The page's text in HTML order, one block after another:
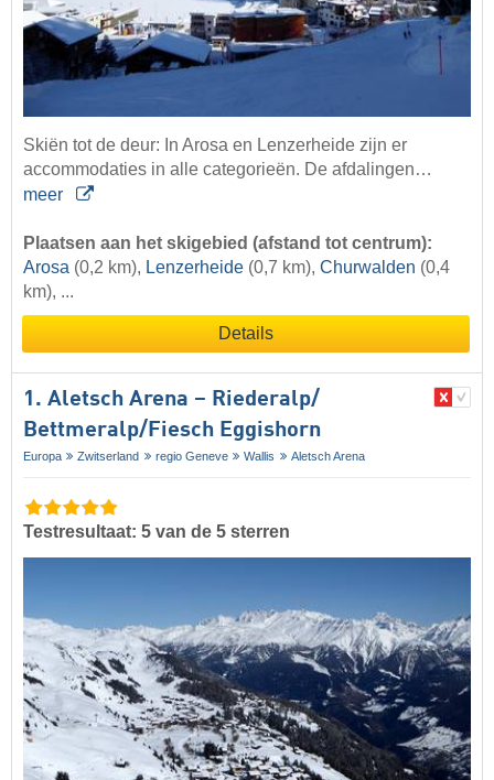
Skiën tot de deur: In Arosa en Lenzerheide zijn er
accommodaties in alle categorieën. De afdalingen…
meer
Plaatsen aan het skigebied (afstand tot centrum):
Arosa (0,2 km), Lenzerheide (0,7 km), Churwalden (0,4
km), ...
Details
1. Aletsch Arena – Riederalp/​
Bettmeralp/​Fiesch Eggishorn
Europa Zwitserland regio Geneve Wallis Aletsch Arena
Testresultaat: 5 van de 5 sterren